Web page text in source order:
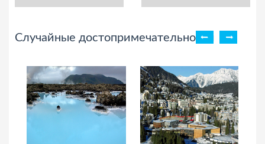
Случайные достопримечательности